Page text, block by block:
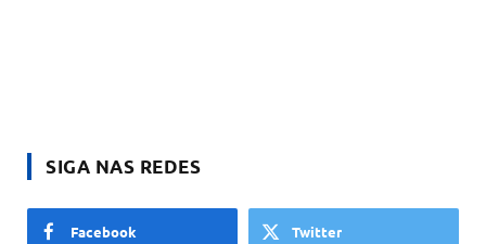
SIGA NAS REDES
Facebook Twitter